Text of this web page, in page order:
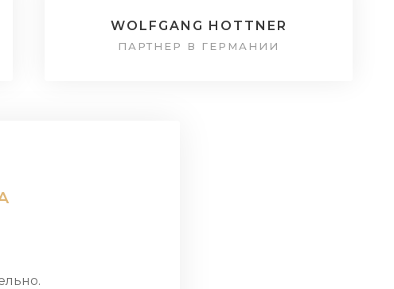
WOLFGANG HOTTNER
ПАРТНЕР В ГЕРМАНИИ